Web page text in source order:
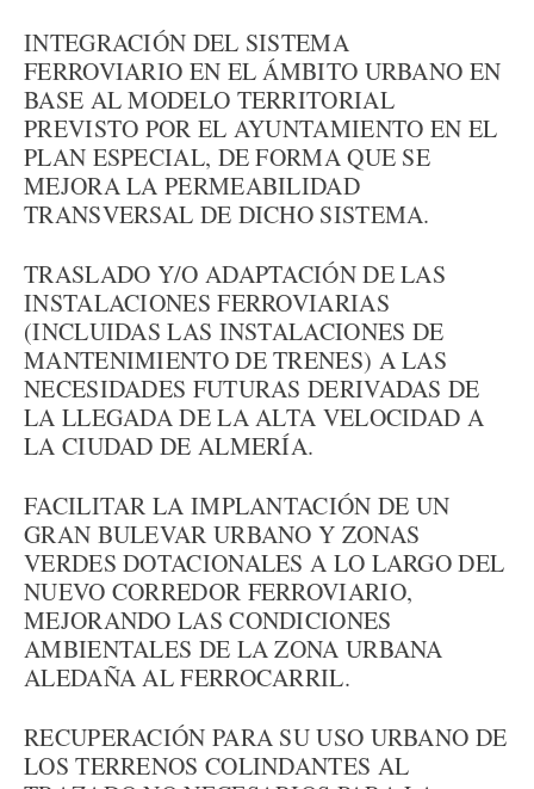
INTEGRACIÓN DEL SISTEMA
FERROVIARIO EN EL ÁMBITO URBANO EN
BASE AL MODELO TERRITORIAL
PREVISTO POR EL AYUNTAMIENTO EN EL
PLAN ESPECIAL, DE FORMA QUE SE
MEJORA LA PERMEABILIDAD
TRANSVERSAL DE DICHO SISTEMA.
TRASLADO Y/O ADAPTACIÓN DE LAS
INSTALACIONES FERROVIARIAS
(INCLUIDAS LAS INSTALACIONES DE
MANTENIMIENTO DE TRENES) A LAS
NECESIDADES FUTURAS DERIVADAS DE
LA LLEGADA DE LA ALTA VELOCIDAD A
LA CIUDAD DE ALMERÍA.
FACILITAR LA IMPLANTACIÓN DE UN
GRAN BULEVAR URBANO Y ZONAS
VERDES DOTACIONALES A LO LARGO DEL
NUEVO CORREDOR FERROVIARIO,
MEJORANDO LAS CONDICIONES
AMBIENTALES DE LA ZONA URBANA
ALEDAÑA AL FERROCARRIL.
RECUPERACIÓN PARA SU USO URBANO DE
LOS TERRENOS COLINDANTES AL